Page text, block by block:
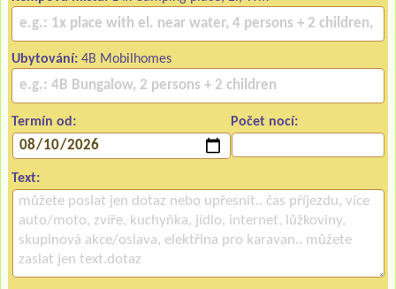
Ubytování: 4B Mobilhomes
Termín od: Počet nocí:
Text: